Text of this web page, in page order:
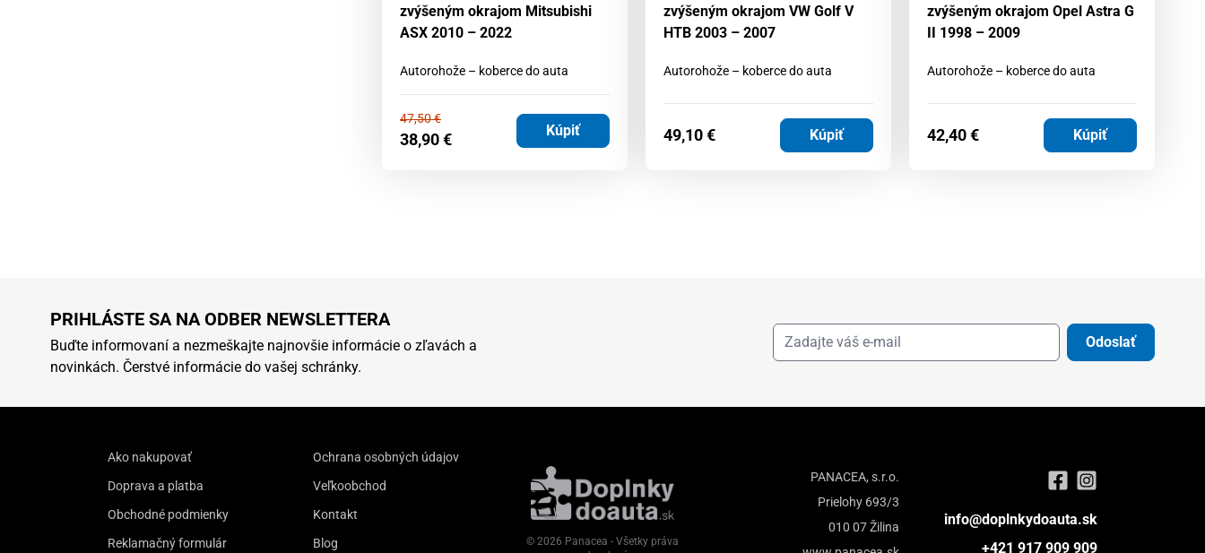
zvýšeným okrajom Mitsubishi
ASX 2010 – 2022
Autorohože – koberce do auta
47,50€
38,90€ Kúpiť
zvýšeným okrajom VW Golf V
HTB 2003 – 2007
Autorohože – koberce do auta
49,10€ Kúpiť
zvýšeným okrajom Opel Astra G
II 1998 – 2009
Autorohože – koberce do auta
42,40€ Kúpiť
PRIHLÁSTE SA NA ODBER NEWSLETTERA
Buďte informovaní a nezmeškajte najnovšie informácie o zľavách a
novinkách. Čerstvé informácie do vašej schránky.
Odoslať
Ako nakupovať
Doprava a platba
Obchodné podmienky
Reklamačný formulár
Ochrana osobných údajov
Veľkoobchod
Kontakt
Blog
PANACEA, s.r.o.
Prielohy 693/3
010 07 Žilina
info@doplnkydoauta.sk
+421 917 909 909
© 2026 Panacea - Všetky práva